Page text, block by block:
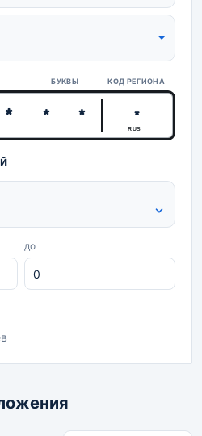
БУКВЫ КОД РЕГИОНА
RUS
до